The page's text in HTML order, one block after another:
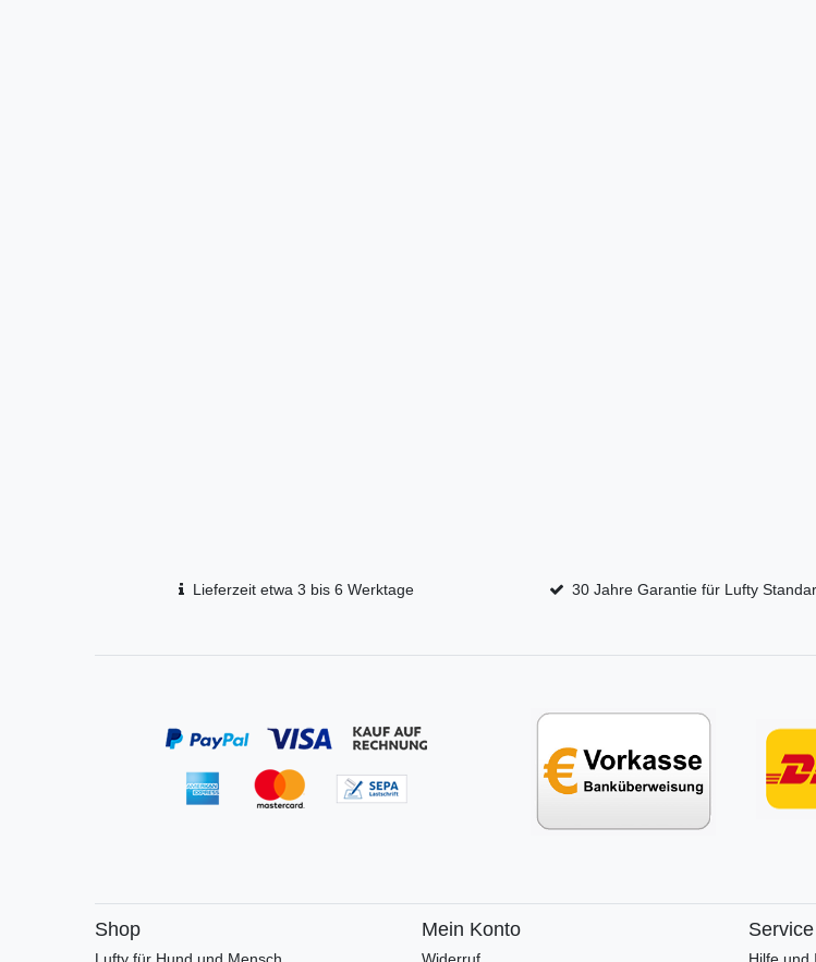
Lieferzeit etwa 3 bis 6 Werktage 30 Jahre Garantie für Lufty
Shop
Lufty für Hund und Mensch
Mein Konto
Widerruf
Service
Hilfe und